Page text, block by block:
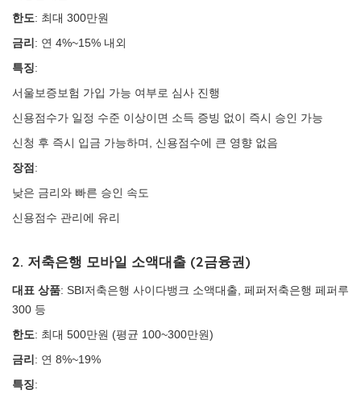
한도: 최대 300만원
금리 : 연 4%~15% 내외
특징:
서울보증보험 가입 가능 여부로 심사 진행
신용점수가 일정 수준 이상이면 소득 증빙 없이 즉시 승인 가능
신청 후 즉시 입금 가능하며, 신용점수에 큰 영향 없음
장점 :
낮은 금리와 빠른 승인 속도
신용점수 관리에 유리
2. 저축은행 모바일 소액대출 (2금융권)
대표 상품: SBI저축은행 사이다뱅크 소액대출, 페퍼저축은행 페퍼루
300 등
한도: 최대 500만원 (평균 100~300만원)
금리 : 연 8%~19%
특징: